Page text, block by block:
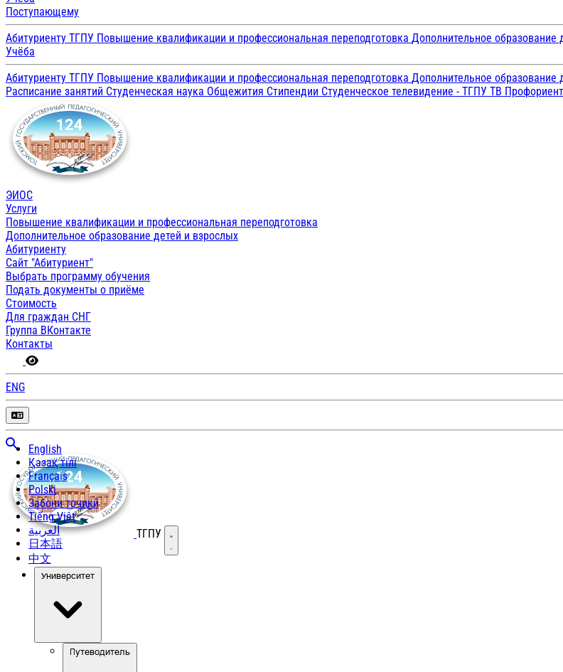
Поступающему
Абитуриенту ТГПУ Повышение квалификации и профессиональная переподготовка Дополнительное образование
Учёба
Абитуриенту ТГПУ Повышение квалификации и профессиональная переподготовка Дополнительное образование
Расписание занятий Студенческая наука Общежития Стипендии Студенческое телевидение - ТГПУ ТВ
ЭИОС
Услуги
Повышение квалификации и профессиональная переподготовка
Дополнительное образование детей и взрослых
Абитуриенту
Сайт "Абитуриент"
Выбрать программу обучения
Подать документы о приёме
Стоимость
Для граждан СНГ
Группа ВКонтакте
Контакты
ENG
English
Қазақ тілі
Français
Polski
Забони тоҷикӣ
Tiếng Việt
العربية
日本語
中文
ТГПУ Открыть меню
Университет
Путеводитель